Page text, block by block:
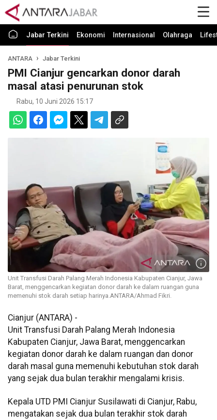
Jabar Terkini Ekonomi Internasional Olahraga
ANTARA Jabar Terkini
PMI Cianjur gencarkan donor darah
masal atasi penurunan stok
Rabu, 10 Juni 2026 15:17
Unit Transfusi Darah Palang Merah Indonesia Kabupaten Cianjur, Jawa
Barat, menggencarkan kegiatan donor darah ke dalam ruangan guna
memenuhi stok darah setiap harinya.ANTARA/Ahmad Fikri.
Cianjur (ANTARA) -
Unit Transfusi Darah Palang Merah Indonesia
Kabupaten Cianjur, Jawa Barat, menggencarkan
kegiatan donor darah ke dalam ruangan dan donor
darah masal guna memenuhi kebutuhan stok darah
yang sejak dua bulan terakhir mengalami krisis.
Kepala UTD PMI Cianjur Susilawati di Cianjur, Rabu,
mengatakan sejak dua bulan terakhir stok darah